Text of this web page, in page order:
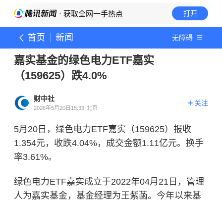
· 获取全网一手热点 打开
首页 新闻 无障碍
嘉实基金的绿色电力ETF嘉实
（159625）跌4.0%
财中社
2026年5月20日15:33 北京
关注
5月20日，绿色电力ETF嘉实（159625）报收
1.354元，收跌4.04%，成交金额1.11亿元。换手
率3.61%。
绿色电力ETF嘉实成立于2022年04月21日，管理
人为嘉实基金，基金经理为王紫菡。今年以来基